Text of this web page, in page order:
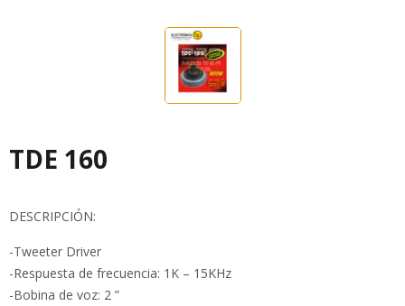
TDE 160
DESCRIPCIÓN:
-Tweeter Driver
-Respuesta de frecuencia: 1K – 15KHz
-Bobina de voz: 2 ”